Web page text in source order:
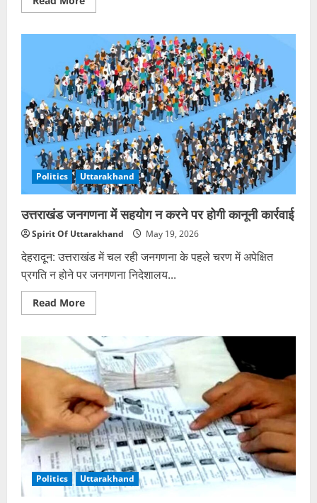
more
बीसी
खंडूड़ी
को
उपराष्ट्रपति
ने
दी
श्रद्धांजलि,
हरिद्वार
पहुंचेंगे
राजनाथ-
गडकरी
Politics Uttarakhand
उत्तराखंड जनगणना में सहयोग न करने पर होगी कानूनी कार्रवाई
Spirit Of Uttarakhand May 19, 2026
देहरादून: उत्तराखंड में चल रही जनगणना के पहले चरण में अपेक्षित
प्रगति न होने पर जनगणना निदेशालय...
Read MoreRead
more
जनगणना
में
सहयोग
न
करने
पर
होगी
कानूनी
कार्रवाई
Politics Uttarakhand